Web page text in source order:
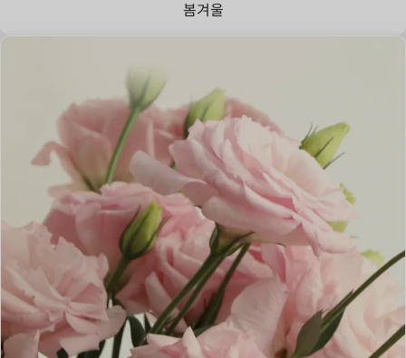
봄겨울